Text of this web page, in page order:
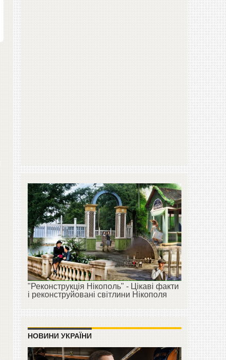
"Реконструкція Нікополь" - Цікаві факти
і реконструйовані світлини Нікополя
НОВИНИ УКРАЇНИ